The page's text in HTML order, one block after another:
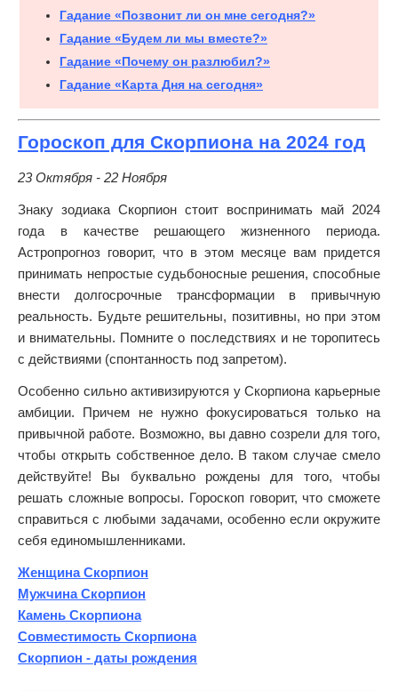
Гадание «Позвонит ли он мне сегодня?»
Гадание «Будем ли мы вместе?»
Гадание «Почему он разлюбил?»
Гадание «Карта Дня на сегодня»
Гороскоп для Скорпиона на 2024 год
23 Октября - 22 Ноября
Знаку зодиака Скорпион стоит воспринимать май 2024
года в качестве решающего жизненного периода.
Астропрогноз говорит, что в этом месяце вам придется
принимать непростые судьбоносные решения, способные
внести долгосрочные трансформации в привычную
реальность. Будьте решительны, позитивны, но при этом
и внимательны. Помните о последствиях и не торопитесь
с действиями (спонтанность под запретом).
Особенно сильно активизируются у Скорпиона карьерные
амбиции. Причем не нужно фокусироваться только на
привычной работе. Возможно, вы давно созрели для того,
чтобы открыть собственное дело. В таком случае смело
действуйте! Вы буквально рождены для того, чтобы
решать сложные вопросы. Гороскоп говорит, что сможете
справиться с любыми задачами, особенно если окружите
себя единомышленниками.
Женщина Скорпион
Мужчина Скорпион
Камень Скорпиона
Совместимость Скорпиона
Скорпион - даты рождения